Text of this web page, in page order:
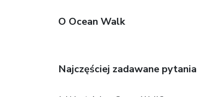
O Ocean Walk
Najczęściej zadawane pytania